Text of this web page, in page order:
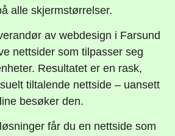
alle skjermstørrelser.
av webdesign i Farsund
nettsider som tilpasser seg
Resultatet er en rask,
tiltalende nettside – uansett
besøker den.
får du en nettside som